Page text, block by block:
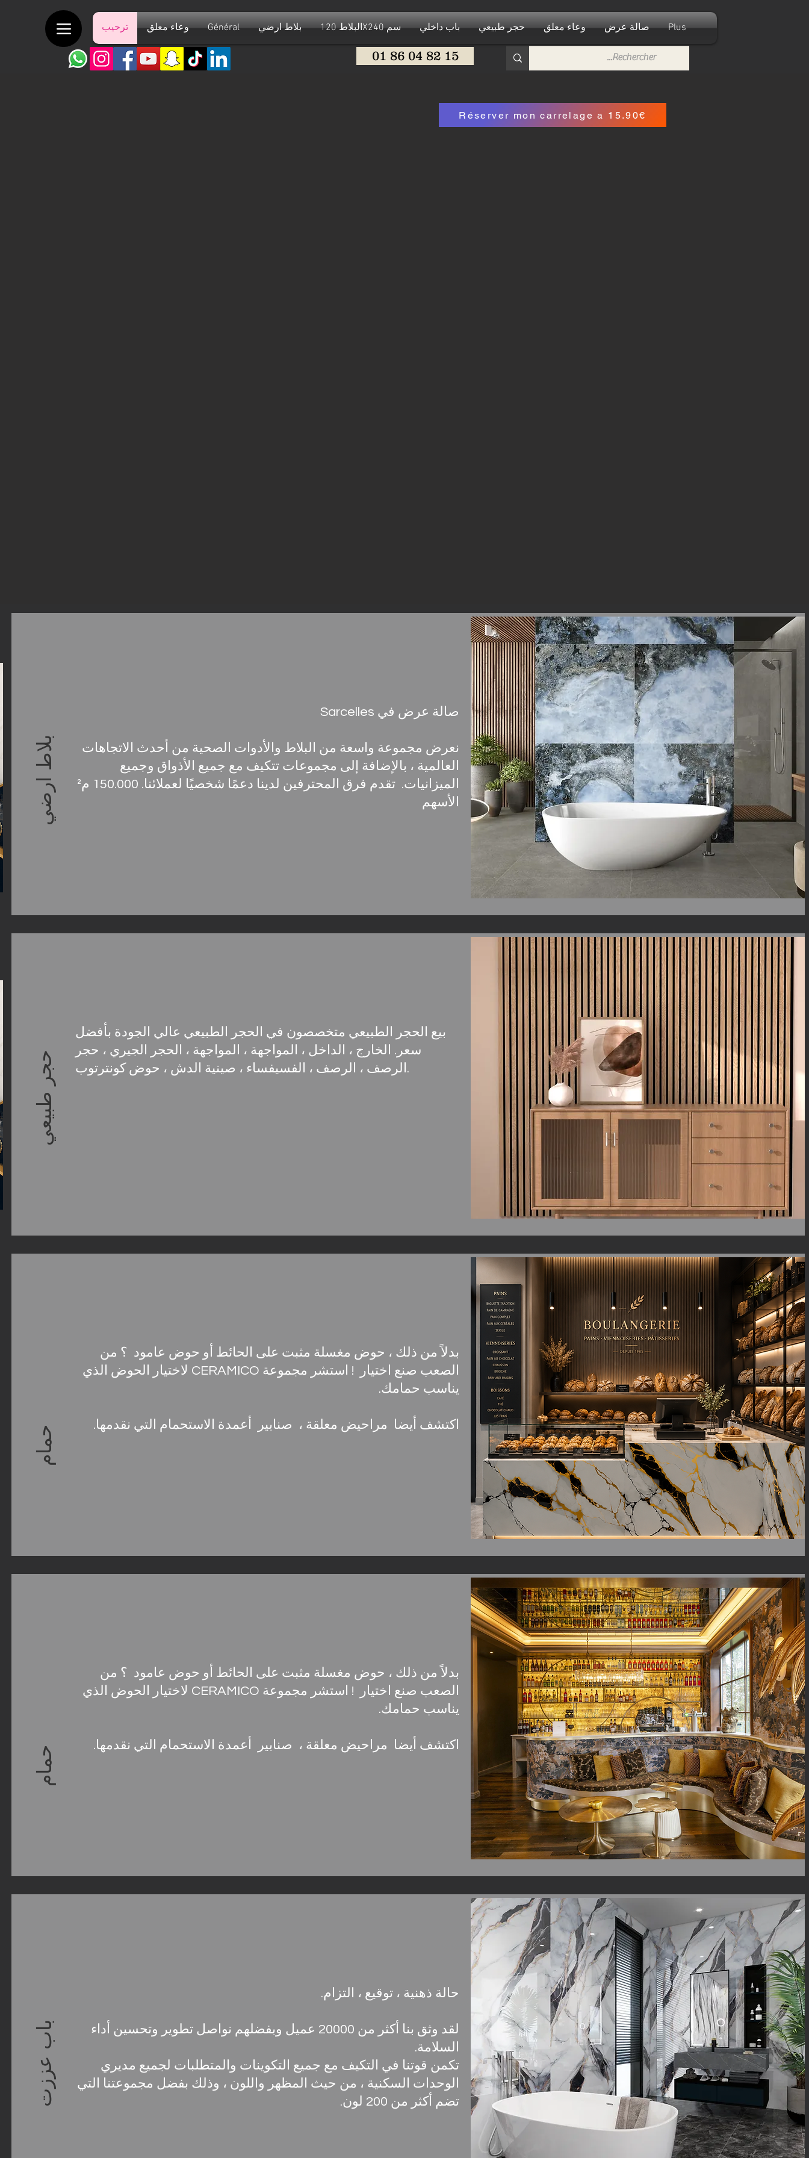
ترحيب وعاء معلق Général بلاط ارضي البلاط 120X240 سم باب داخلي حجر طبيعي وعاء معلق صالة عرض Plus
01 86 04 82 15
Réserver mon carrelage a 15.90€
بلاط ارضي
صالة عرض في Sarcelles
نعرض مجموعة واسعة من البلاط والأدوات الصحية من أحدث الاتجاهات
العالمية ، بالإضافة إلى مجموعات تتكيف مع جميع الأذواق وجميع
الميزانيات. تقدم فرق المحترفين لدينا دعمًا شخصيًا لعملائنا. 150.000 م²
الأسهم
حجر طبيعي
بيع الحجر الطبيعي متخصصون في الحجر الطبيعي عالي الجودة بأفضل
سعر. الخارج ، الداخل ، المواجهة ، المواجهة ، الحجر الجيري ، حجر
الرصف ، الرصف ، الفسيفساء ، صينية الدش ، حوض كونترتوب.
حمام
بدلاً من ذلك ، حوض مغسلة مثبت على الحائط أو حوض عامود ؟ من
الصعب صنع اختيار ! استشر مجموعة CERAMICO لاختيار الحوض الذي
يناسب حمامك.
اكتشف أيضا مراحيض معلقة ، صنابير أعمدة الاستحمام التي نقدمها.
حمام
بدلاً من ذلك ، حوض مغسلة مثبت على الحائط أو حوض عامود ؟ من
الصعب صنع اختيار ! استشر مجموعة CERAMICO لاختيار الحوض الذي
يناسب حمامك.
اكتشف أيضا مراحيض معلقة ، صنابير أعمدة الاستحمام التي نقدمها.
باب عززت
حالة ذهنية ، توقيع ، التزام.
لقد وثق بنا أكثر من 20000 عميل وبفضلهم نواصل تطوير وتحسين أداء
السلامة.
تكمن قوتنا في التكيف مع جميع التكوينات والمتطلبات لجميع مديري
الوحدات السكنية ، من حيث المظهر واللون ، وذلك بفضل مجموعتنا التي
تضم أكثر من 200 لون.